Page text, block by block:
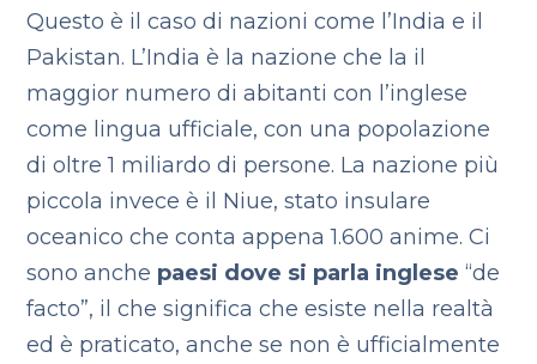
Questo è il caso di nazioni come l’India e il
Pakistan. L’India è la nazione che la il
maggior numero di abitanti con l’inglese
come lingua ufficiale, con una popolazione
di oltre 1 miliardo di persone. La nazione più
piccola invece è il Niue, stato insulare
oceanico che conta appena 1.600 anime. Ci
sono anche paesi dove si parla inglese “de
facto”, il che significa che esiste nella realtà
ed è praticato, anche se non è ufficialmente